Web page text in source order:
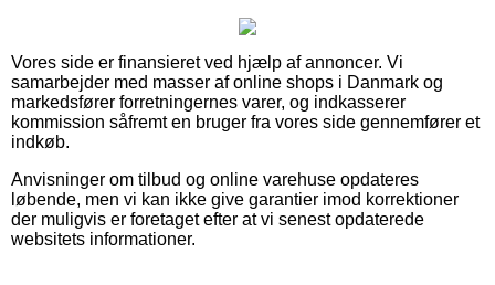
Vores side er finansieret ved hjælp af annoncer. Vi
samarbejder med masser af online shops i Danmark og
markedsfører forretningernes varer, og indkasserer
kommission såfremt en bruger fra vores side gennemfører et
indkøb.
Anvisninger om tilbud og online varehuse opdateres
løbende, men vi kan ikke give garantier imod korrektioner
der muligvis er foretaget efter at vi senest opdaterede
websitets informationer.